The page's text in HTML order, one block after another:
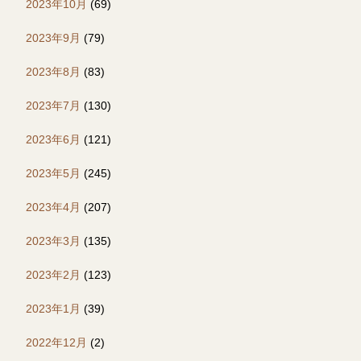
2023年10月 (69)
2023年9月 (79)
2023年8月 (83)
2023年7月 (130)
2023年6月 (121)
2023年5月 (245)
2023年4月 (207)
2023年3月 (135)
2023年2月 (123)
2023年1月 (39)
2022年12月 (2)